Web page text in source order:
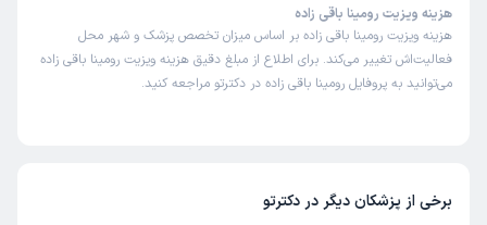
هزینه ویزیت رومینا باقی زاده
هزینه ویزیت رومینا باقی زاده بر اساس میزان تخصص پزشک و شهر محل
فعالیت‌اش تغییر می‌کند. برای اطلاع از مبلغ دقیق هزینه ویزیت رومینا باقی زاده
می‌توانید به پروفایل رومینا باقی زاده در دکترتو مراجعه کنید.
برخی از پزشکان دیگر در دکترتو